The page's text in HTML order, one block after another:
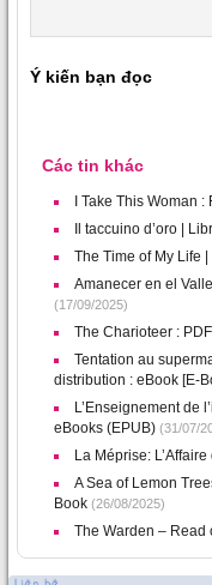
Ý kiến bạn đọc
Các tin khác
I Take This Woman
Il taccuino d’oro |
The Time of My Life
Amanecer en el
(17/09/2025)
The Charioteer :
Tentation au
distribution : eBook [E-
L’Enseignement de
eBooks (EPUB) (31/07/
La Méprise:
A Sea of Lemon
Book (26/08/2025)
The Warden – Read